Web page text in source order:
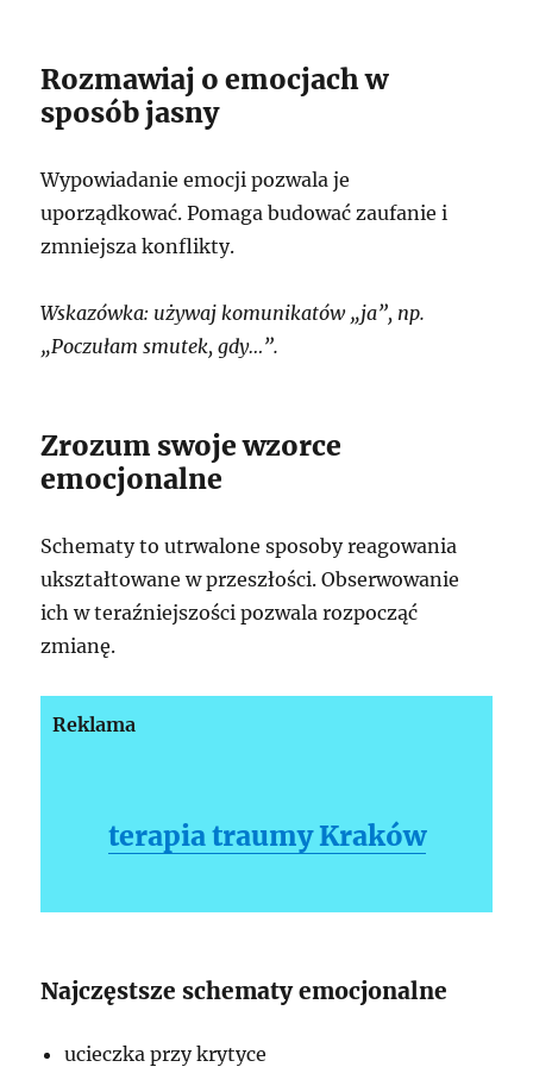
Rozmawiaj o emocjach w
sposób jasny
Wypowiadanie emocji pozwala je
uporządkować. Pomaga budować zaufanie i
zmniejsza konflikty.
Wskazówka: używaj komunikatów „ja”, np.
„Poczułam smutek, gdy…”.
Zrozum swoje wzorce
emocjonalne
Schematy to utrwalone sposoby reagowania
ukształtowane w przeszłości. Obserwowanie
ich w teraźniejszości pozwala rozpocząć
zmianę.
Reklama
terapia traumy Kraków
Najczęstsze schematy emocjonalne
ucieczka przy krytyce